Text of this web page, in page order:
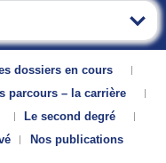
dossiers en cours
parcours – la carrière
Le second degré
Nos publications